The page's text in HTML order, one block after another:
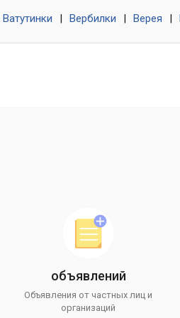
Ватутинки Вербилки Верея
объявлений
Объявления от частных лиц и
организаций